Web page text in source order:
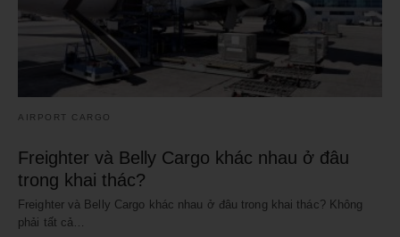
AIRPORT CARGO
Freighter và Belly Cargo khác nhau ở đâu
trong khai thác?
Freighter và Belly Cargo khác nhau ở đâu trong khai thác? Không
phải tất cả…